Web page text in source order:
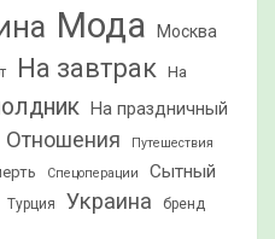
Мода Москва
На завтрак На
На праздничный
Отношения Путешествия
Спецоперации
Сытный
Турция Украина бренд